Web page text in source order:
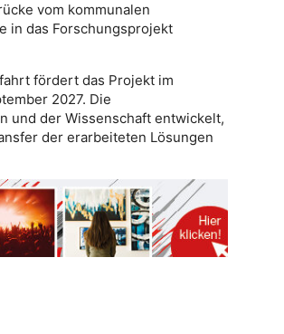
vom kommunalen
in das Forschungsprojekt
fördert das Projekt im
2027. Die
und der Wissenschaft entwickelt,
der erarbeiteten Lösungen